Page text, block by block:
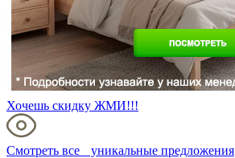
Хочешь скидку ЖМИ!!!
Смотреть все уникальные предложения